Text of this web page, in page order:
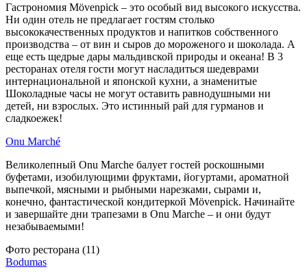
Гастрономия Mövenpick – это особый вид высокого искусства.
Ни один отель не предлагает гостям столько
высококачественных продуктов и напитков собственного
производства – от вин и сыров до мороженого и шоколада. А
еще есть щедрые дары мальдивской природы и океана! В 3
ресторанах отеля гости могут насладиться шедеврами
интернациональной и японской кухни, а знаменитые
Шоколадные часы не могут оставить равнодушными ни
детей, ни взрослых. Это истинный рай для гурманов и
сладкоежек!
Onu Marché
Великолепный Onu Marche балует гостей роскошными
буфетами, изобилующими фруктами, йогуртами, ароматной
выпечкой, мясными и рыбными нарезками, сырами и,
конечно, фантастической кондитеркой Mövenpick. Начинайте
и завершайте дни трапезами в Onu Marche – и они будут
незабываемыми!
Фото ресторана (11)
Bodumas